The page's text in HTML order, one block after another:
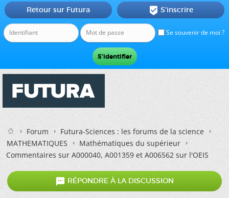
Se souvenir de moi ?
Retour sur Futura  S'inscrire
Forum
Futura-Sciences : les forums de la science
MATHEMATIQUES
Mathématiques du supérieur
Commentaires sur A000040, A001359 et A006562 sur l'OEIS
 RÉPONDRE À LA DISCUSSION